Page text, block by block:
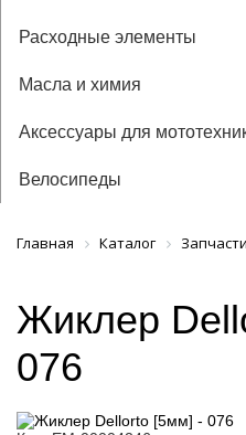
Расходные элементы
Масла и химия
Аксессуары для
Велосипеды
Главная Каталог Запчасти
Жиклер
076